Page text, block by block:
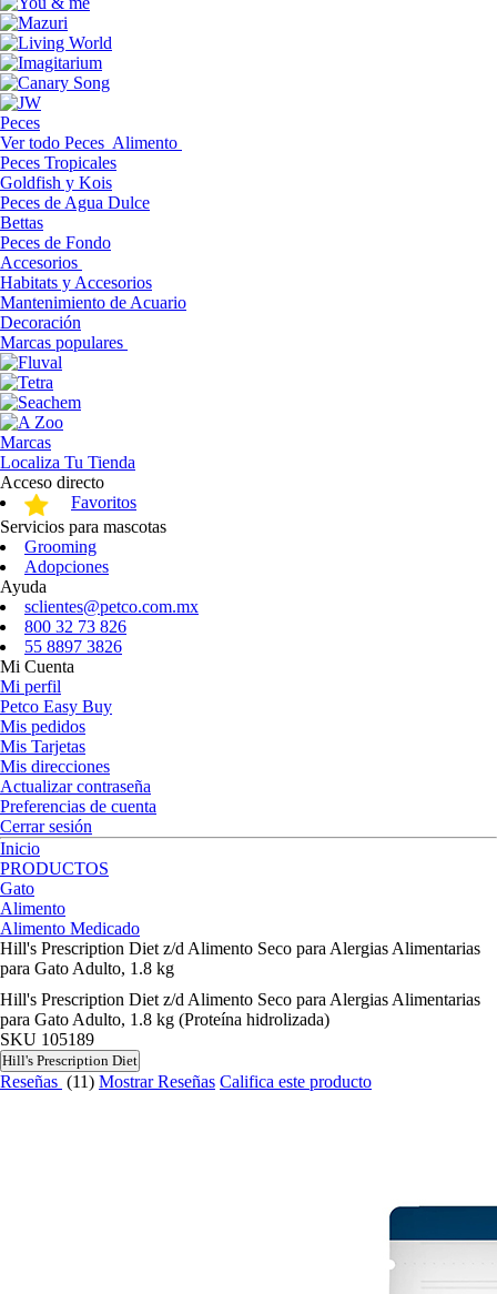
Peces
Ver todo Peces Alimento
Peces Tropicales
Goldfish y Kois
Peces de Agua Dulce
Bettas
Peces de Fondo
Accesorios
Habitats y Accesorios
Mantenimiento de Acuario
Decoración
Marcas populares
Marcas
Localiza Tu Tienda
Acceso directo
Favoritos
Servicios para mascotas
Grooming
Adopciones
Ayuda
sclientes@petco.com.mx
800 32 73 826
55 8897 3826
Mi Cuenta
Mi perfil
Petco Easy Buy
Mis pedidos
Mis Tarjetas
Mis direcciones
Actualizar contraseña
Preferencias de cuenta
Cerrar sesión
Inicio
PRODUCTOS
Gato
Alimento
Alimento Medicado
Hill's Prescription Diet z/d Alimento Seco para Alergias Alimentarias
para Gato Adulto, 1.8 kg
Hill's Prescription Diet z/d Alimento Seco para Alergias Alimentarias
para Gato Adulto, 1.8 kg (Proteína hidrolizada)
SKU 105189
Hill's Prescription Diet
Reseñas (11) Mostrar Reseñas Califica este producto